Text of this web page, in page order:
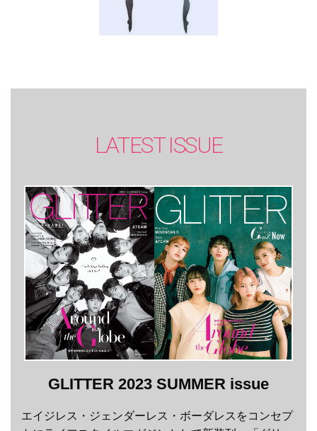
LATEST ISSUE
GLITTER 2023 SUMMER issue
エイジレス・ジェンダーレス・ボーダレスをコンセプ